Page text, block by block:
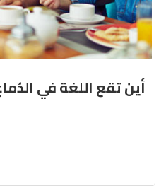
أين تقع اللغة في